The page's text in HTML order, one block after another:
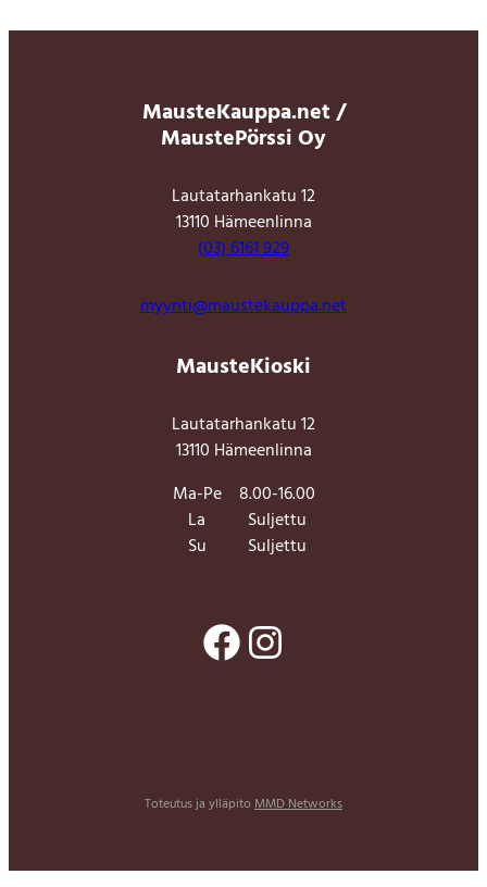
MausteKauppa.net /
MaustePörssi Oy
Lautatarhankatu 12
13110 Hämeenlinna
(03) 6161 929
myynti@maustekauppa.net
MausteKioski
Lautatarhankatu 12
13110 Hämeenlinna
Ma-Pe
8.00-16.00
La
Suljettu
Su
Suljettu
Facebook Instagram
Toteutus ja ylläpito MMD Networks